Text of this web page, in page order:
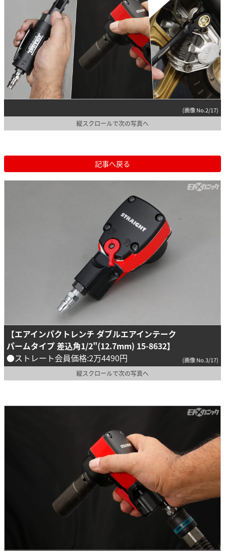
(画像 No.2/17)
縦スクロールで次の写真へ
記事へ戻る
【エアインパクトレンチ ダブルエアインテーク
パームタイプ 差込角1/2"(12.7mm) 15-8632】
●ストレート会員価格:2万4490円
(画像 No.3/17)
縦スクロールで次の写真へ